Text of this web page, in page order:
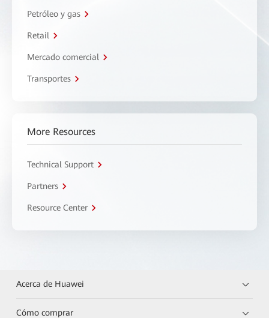
Petróleo y gas
Retail
Mercado comercial
Transportes
More Resources
Technical Support
Partners
Resource Center
Acerca de Huawei
Cómo comprar